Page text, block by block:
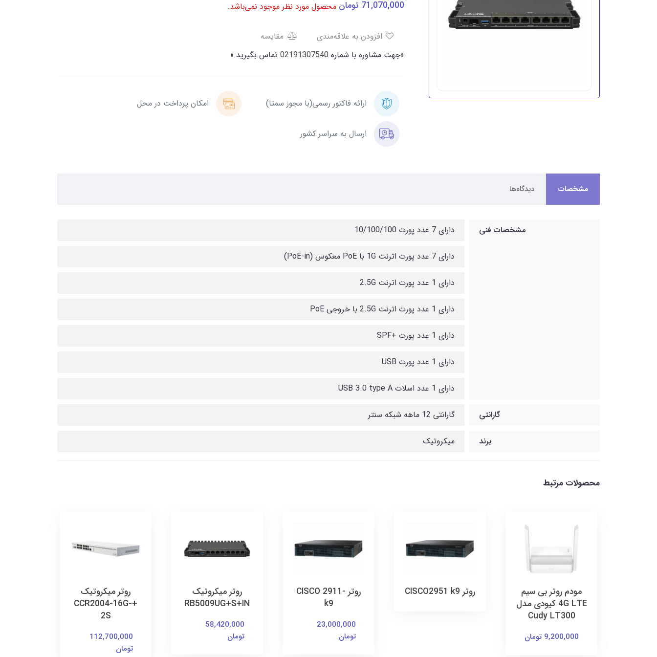
71,070,000 تومان محصول مورد نظر موجود نمی‌باشد.
مقایسه
«جهت مشاوره با شماره 02191307540 تماس بگیرید.»
ارائه فاکتور رسمی(با مجوز سمتا) امکان پرداخت در محل
ارسال به سراسر کشور
مشخصات دیدگاه‌ها
مشخصات فنی دارای 7 عدد پورت 10/100/100
دارای 7 عدد پورت اترنت 1G با PoE معکوس (PoE-in)
دارای 1 عدد پورت اترنت 2.5G
دارای 1 عدد پورت اترنت 2.5G با خروجی PoE
دارای 1 عدد پورت +SPF
دارای 1 عدد پورت USB
دارای 1 عدد اسلات USB 3.0 type A
گارانتی گارانتی 12 ماهه شبکه سنتر
برند میکروتیک
محصولات مرتبط
مودم روتر بی سیم
4G LTE کیودی مدل
Cudy LT300
9,200,000 تومان
روتر CISCO2951 k9
روتر CISCO 2911-
k9
23,000,000
تومان
روتر میکروتیک
RB5009UG+S+IN
58,420,000
تومان
روتر میکروتیک
+CCR2004-16G-
2S
112,700,000
تومان